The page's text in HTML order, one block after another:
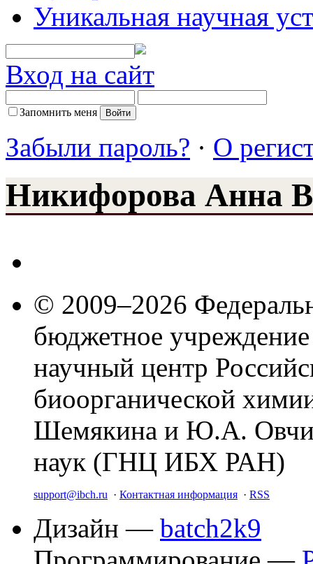
Уникальная научная
Вход на сайт
Запомнить меня
Забыли пароль? · О
Никифорова Анна
© 2009–2026
бюджетное
научный центр
биоорганической
Шемякина и Ю.А.
наук (ГНЦ ИБХ РАН)
support@ibch.ru · Контактная информация · RSS
Дизайн — batch2k9